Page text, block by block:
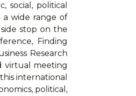
social, political
a wide range of
stop on the
Finding
Research
virtual meeting
international
political,